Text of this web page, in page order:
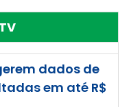
dados de
em até R$